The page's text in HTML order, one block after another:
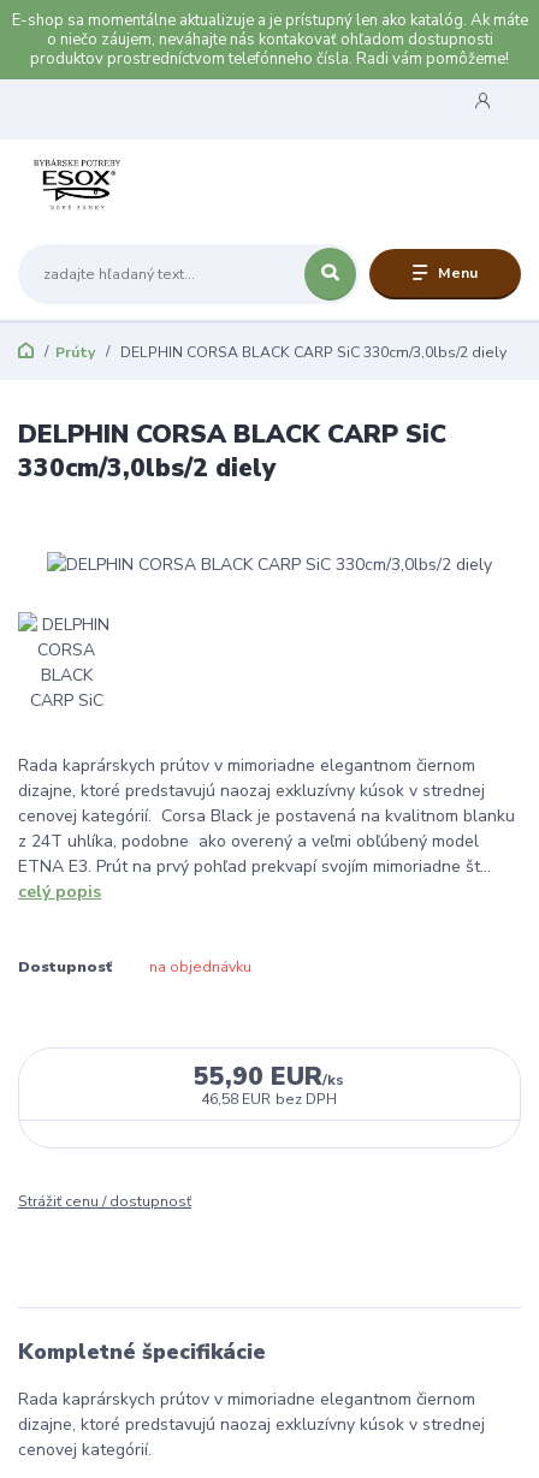
E-shop sa momentálne aktualizuje a je prístupný len ako katalóg. Ak máte
o niečo záujem, neváhajte nás kontakovať ohľadom dostupnosti
produktov prostredníctvom telefónneho čísla. Radi vám pomôžeme!
Menu
Prúty DELPHIN CORSA BLACK CARP SiC 330cm/3,0lbs/2 diely
DELPHIN CORSA BLACK CARP SiC
330cm/3,0lbs/2 diely
Rada kaprárskych prútov v mimoriadne elegantnom čiernom
dizajne, ktoré predstavujú naozaj exkluzívny kúsok v strednej
cenovej kategórií. Corsa Black je postavená na kvalitnom blanku
z 24T uhlíka, podobne ako overený a veľmi obľúbený model
ETNA E3. Prút na prvý pohľad prekvapí svojím mimoriadne št...
celý popis
Dostupnosť na objednávku
55,90 EUR/ks
46,58 EUR bez DPH
Strážiť cenu / dostupnosť
Kompletné špecifikácie
Rada kaprárskych prútov v mimoriadne elegantnom čiernom
dizajne, ktoré predstavujú naozaj exkluzívny kúsok v strednej
cenovej kategórií.